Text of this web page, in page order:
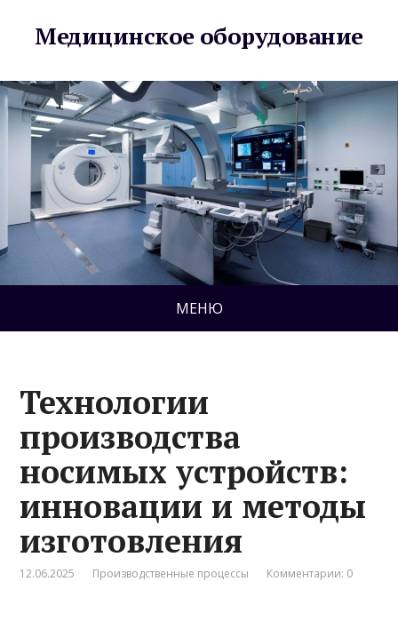
Медицинское оборудование
МЕНЮ
Технологии
производства
носимых устройств:
инновации и методы
изготовления
12.06.2025 Производственные процессы Комментарии: 0